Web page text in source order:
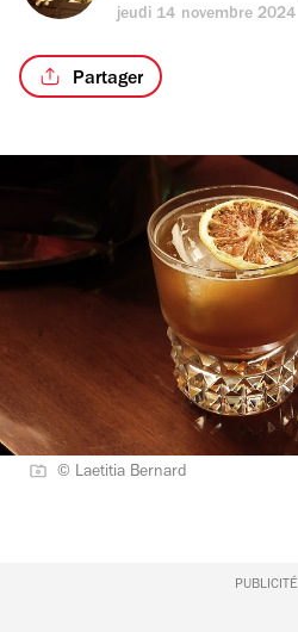
jeudi 14 novembre 2024
Partager
© Laetitia Bernard
PUBLICITÉ